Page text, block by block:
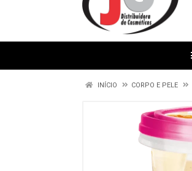
INÍCIO CORPO E PELE